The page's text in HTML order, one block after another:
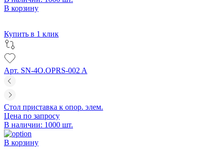
В корзину
Купить в 1 клик
Арт. SN-4O.OPRS-002 A
Стол приставка к опор. элем.
Цена по запросу
В наличии: 1000 шт.
В корзину